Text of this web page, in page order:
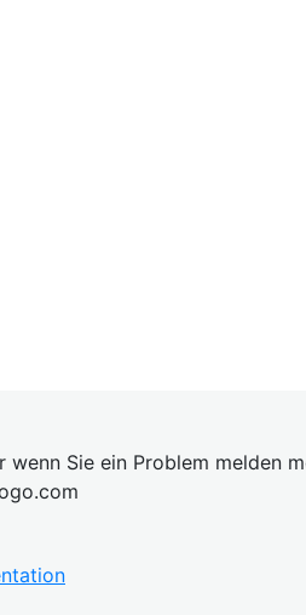
wenn Sie ein Problem melden